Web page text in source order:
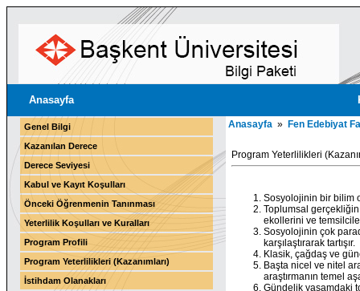
Anasayfa
Genel Bilgi
Kazanılan Derece
Derece Seviyesi
Kabul ve Kayıt Koşulları
Önceki Öğrenmenin Tanınması
Yeterlilik Koşulları ve Kuralları
Program Profili
Program Yeterlilikleri (Kazanımları)
İstihdam Olanakları
Anasayfa » Fen Edebiyat
Program Yeterlilikleri
Sosyolojinin bir bilim
Toplumsal
ekollerini ve
Sosyolojinin çok
karşılaştırarak tartışır.
Klasik, çağdaş ve
Başta nicel ve nitel
araştırmanın temel
Gündelik yaşamdaki